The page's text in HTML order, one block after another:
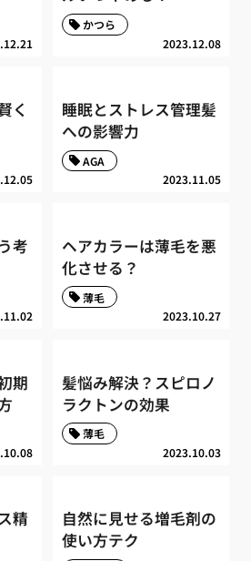
2023.12.08
かつら
く
睡眠とストレス管理髪
への影響力
2023.11.05
AGA
考
ヘアカラーは薄毛を悪
化させる？
2023.10.27
薄毛
期
髪悩み解決？スピロノ
ラクトンの効果
2023.10.03
薄毛
精
自然に見せる増毛剤の
使い方テク